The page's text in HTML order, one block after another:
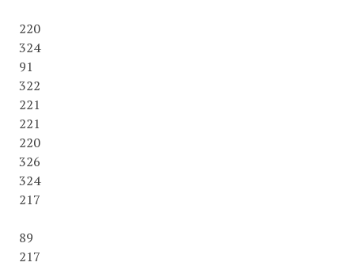
220
324
91
322
221
221
220
326
324
217
89
217